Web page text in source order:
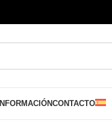
INFORMACIÓNCONTACTO